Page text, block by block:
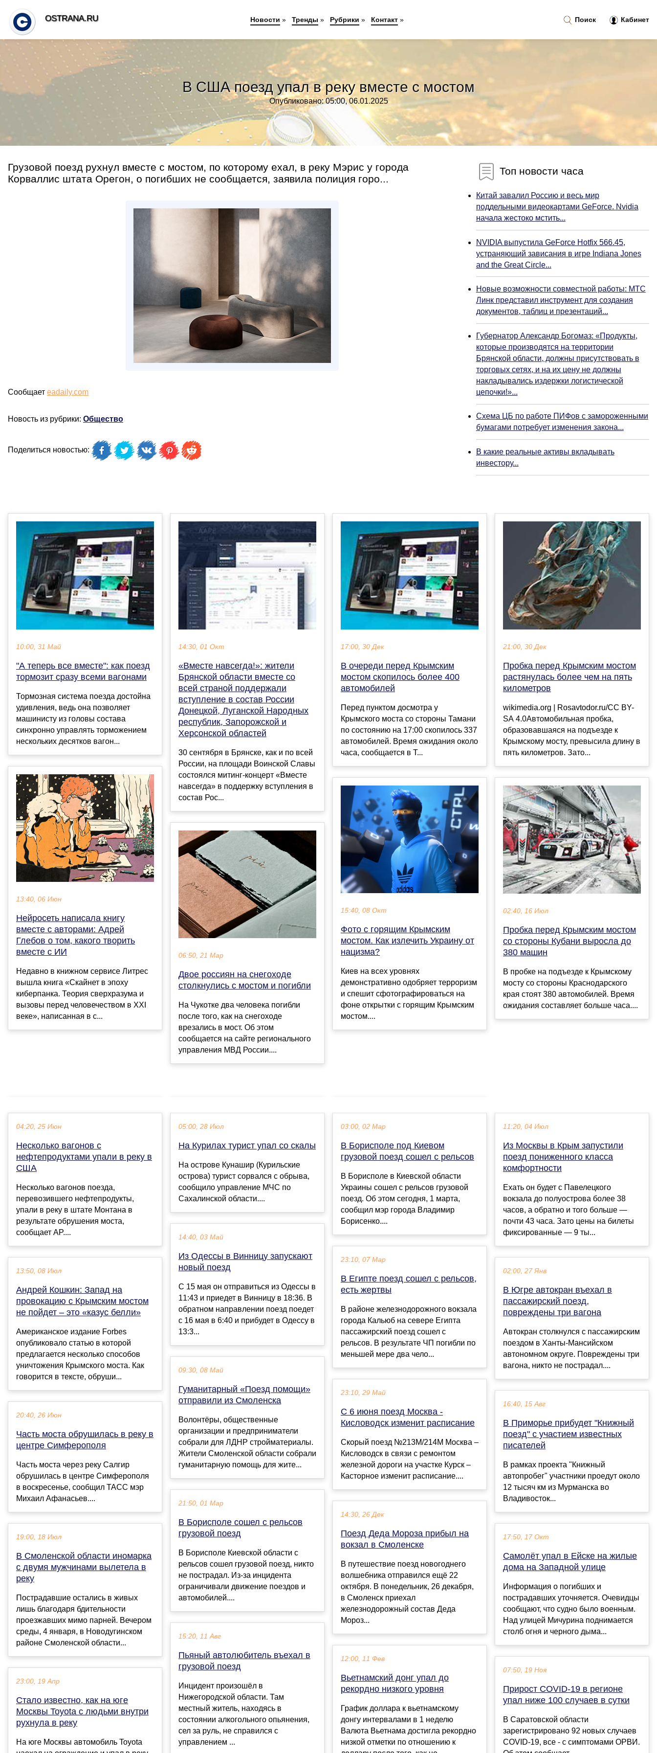
В США поезд упал в реку вместе с мостом
Опубликовано: 05:00, 06.01.2025
Грузовой поезд рухнул вместе с мостом, по которому ехал, в реку Мэрис у города
Корваллис штата Орегон, о погибших не сообщается, заявила полиция горо...
Сообщает eadaily.com
Новость из рубрики: Общество
Поделиться новостью:
Топ новости часа
Китай завалил Россию и весь мир
поддельными видеокартами GeForce. Nvidia
начала жестоко мстить...
NVIDIA выпустила GeForce Hotfix 566.45,
устраняющий зависания в игре Indiana Jones
and the Great Circle...
Новые возможности совместной работы: МТС
Линк представил инструмент для создания
документов, таблиц и презентаций...
Губернатор Александр Богомаз: «Продукты,
которые производятся на территории
Брянской области, должны присутствовать в
торговых сетях, и на их цену не должны
накладывались издержки логистической
цепочки!»...
Схема ЦБ по работе ПИФов с замороженными
бумагами потребует изменения закона...
В какие реальные активы вкладывать
инвестору...
10:00, 31 Май
"А теперь все вместе": как поезд
тормозит сразу всеми вагонами
Тормозная система поезда достойна
удивления, ведь она позволяет
машинисту из головы состава
синхронно управлять торможением
нескольких десятков вагон...
13:40, 06 Июн
Нейросеть написала книгу
вместе с авторами: Адрей
Глебов о том, какого творить
вместе с ИИ
Недавно в книжном сервисе Литрес
вышла книга «Скайнет в эпоху
киберпанка. Теория сверхразума и
вызовы перед человечеством в XXI
веке», написанная в с...
14:30, 01 Окт
«Вместе навсегда!»: жители
Брянской области вместе со
всей страной поддержали
вступление в состав России
Донецкой, Луганской Народных
республик, Запорожской и
Херсонской областей
30 сентября в Брянске, как и по всей
России, на площади Воинской Славы
состоялся митинг-концерт «Вместе
навсегда» в поддержку вступления в
состав Рос...
06:50, 21 Мар
Двое россиян на снегоходе
столкнулись с мостом и погибли
На Чукотке два человека погибли
после того, как на снегоходе
врезались в мост. Об этом
сообщается на сайте регионального
управления МВД России....
17:00, 30 Дек
В очереди перед Крымским
мостом скопилось более 400
автомобилей
Перед пунктом досмотра у
Крымского моста со стороны Тамани
по состоянию на 17:00 скопилось 337
автомобилей. Время ожидания около
часа, сообщается в T...
15:40, 08 Окт
Фото с горящим Крымским
мостом. Как излечить Украину от
нацизма?
Киев на всех уровнях
демонстративно одобряет терроризм
и спешит сфотографироваться на
фоне открытки с горящим Крымским
мостом....
21:00, 30 Дек
Пробка перед Крымским мостом
растянулась более чем на пять
километров
wikimedia.org | Rosavtodor.ru/CC BY-
SA 4.0Автомобильная пробка,
образовавшаяся на подъезде к
Крымскому мосту, превысила длину в
пять километров. Зато...
02:40, 16 Июл
Пробка перед Крымским мостом
со стороны Кубани выросла до
380 машин
В пробке на подъезде к Крымскому
мосту со стороны Краснодарского
края стоят 380 автомобилей. Время
ожидания составляет больше часа....
04:20, 25 Июн
Несколько вагонов с
нефтепродуктами упали в реку в
США
Несколько вагонов поезда,
перевозившего нефтепродукты,
упали в реку в штате Монтана в
результате обрушения моста,
сообщает AP....
13:50, 08 Июл
Андрей Кошкин: Запад на
провокацию с Крымским мостом
не пойдет – это «казус белли»
Американское издание Forbes
опубликовало статью в которой
предлагается несколько способов
уничтожения Крымского моста. Как
говорится в тексте, обруши...
20:40, 26 Июн
Часть моста обрушилась в реку в
центре Симферополя
Часть моста через реку Салгир
обрушилась в центре Симферополя
в воскресенье, сообщил ТАСС мэр
Михаил Афанасьев....
19:00, 18 Июл
В Смоленской области иномарка
с двумя мужчинами вылетела в
реку
Пострадавшие остались в живых
лишь благодаря бдительности
проезжавших мимо парней. Вечером
среды, 4 января, в Новодугинском
районе Смоленской области...
23:00, 19 Апр
Стало известно, как на юге
Москвы Toyota с людьми внутри
рухнула в реку
На юге Москвы автомобиль Toyota
05:00, 28 Июл
На Курилах турист упал со скалы
На острове Кунашир (Курильские
острова) турист сорвался с обрыва,
сообщило управление МЧС по
Сахалинской области....
14:40, 03 Май
Из Одессы в Винницу запускают
новый поезд
С 15 мая он отправиться из Одессы в
11:43 и приедет в Винницу в 18:36. В
обратном направлении поезд поедет
с 16 мая в 6:40 и прибудет в Одессу в
13:3...
09:30, 08 Май
Гуманитарный «Поезд помощи»
отправили из Смоленска
Волонтёры, общественные
организации и предприниматели
собрали для ЛДНР стройматериалы.
Жители Смоленской области собрали
гуманитарную помощь для жите...
21:50, 01 Мар
В Борисполе сошел с рельсов
грузовой поезд
В Борисполе Киевской области с
рельсов сошел грузовой поезд, никто
не пострадал. Из-за инцидента
ограничивали движение поездов и
автомобилей....
15:20, 11 Авг
Пьяный автолюбитель въехал в
грузовой поезд
Инцидент произошёл в
Нижегородской области. Там
местный житель, находясь в
состоянии алкогольного опьянения,
сел за руль, не справился с
управлением ...
03:00, 02 Мар
В Борисполе под Киевом
грузовой поезд сошел с рельсов
В Борисполе в Киевской области
Украины сошел с рельсов грузовой
поезд. Об этом сегодня, 1 марта,
сообщил мэр города Владимир
Борисенко....
23:10, 07 Мар
В Египте поезд сошел с рельсов,
есть жертвы
В районе железнодорожного вокзала
города Кальюб на севере Египта
пассажирский поезд сошел с
рельсов. В результате ЧП погибли по
меньшей мере два чело...
23:10, 29 Май
С 6 июня поезд Москва -
Кисловодск изменит расписание
Скорый поезд №213М/214М Москва –
Кисловодск в связи с ремонтом
железной дороги на участке Курск –
Касторное изменит расписание....
14:30, 26 Дек
Поезд Деда Мороза прибыл на
вокзал в Смоленске
В путешествие поезд новогоднего
волшебника отправился ещё 22
октября. В понедельник, 26 декабря,
в Смоленск приехал
железнодорожный состав Деда
Мороз...
12:00, 11 Фев
Вьетнамский донг упал до
рекордно низкого уровня
График доллара к вьетнамскому
донгу интервалами в 1 неделю
Валюта Вьетнама достигла рекордно
низкой отметки по отношению к
11:20, 04 Июл
Из Москвы в Крым запустили
поезд пониженного класса
комфортности
Ехать он будет с Павелецкого
вокзала до полуострова более 38
часов, а обратно и того больше —
почти 43 часа. Зато цены на билеты
фиксированные — 9 ты...
02:00, 27 Янв
В Югре автокран въехал в
пассажирский поезд,
повреждены три вагона
Автокран столкнулся с пассажирским
поездом в Ханты-Мансийском
автономном округе. Повреждены три
вагона, никто не пострадал....
16:40, 15 Авг
В Приморье прибудет "Книжный
поезд" с участием известных
писателей
В рамках проекта "Книжный
автопробег" участники проедут около
12 тысяч км из Мурманска во
Владивосток...
17:50, 17 Окт
Самолёт упал в Ейске на жилые
дома на Западной улице
Информация о погибших и
пострадавших уточняется. Очевидцы
сообщают, что судно было военным.
Над улицей Мичурина поднимается
столб огня и черного дыма...
07:50, 19 Ноя
Прирост COVID-19 в регионе
упал ниже 100 случаев в сутки
В Саратовской области
зарегистрировано 92 новых случаев
COVID-19, все - с симптомами ОРВИ.
Поиск Кабинет
OSTRANA.RU Новости » Тренды » Рубрики » Контакт»